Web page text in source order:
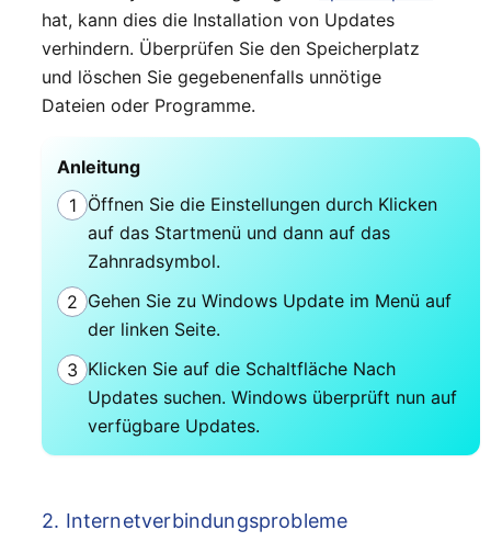
hat, kann dies die Installation von Updates
verhindern. Überprüfen Sie den Speicherplatz
und löschen Sie gegebenenfalls unnötige
Dateien oder Programme.
Anleitung
1 Öffnen Sie die Einstellungen durch Klicken
auf das Startmenü und dann auf das
Zahnradsymbol.
2 Gehen Sie zu Windows Update im Menü auf
der linken Seite.
3 Klicken Sie auf die Schaltfläche Nach
Updates suchen. Windows überprüft nun auf
verfügbare Updates.
2. Internetverbindungsprobleme